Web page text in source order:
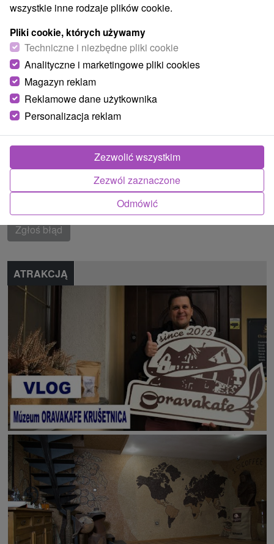
Region turystyczny
Orava, Severné Slovensko, Žilinský kraj, Oravská Magura,
Oravské Beskydy
Znalazłeś błąd lub chcesz polecić nam nową atrakcję
Zgłoś błąd
ATRAKCJĄ
wszystkie inne rodzaje plików cookie.
Pliki cookie, których używamy
Techniczne i niezbędne pliki cookie
Analityczne i marketingowe pliki cookies
Magazyn reklam
Reklamowe dane użytkownika
Personalizacja reklam
Odmówić
Zezwól zaznaczone
Zezwolić wszystkim